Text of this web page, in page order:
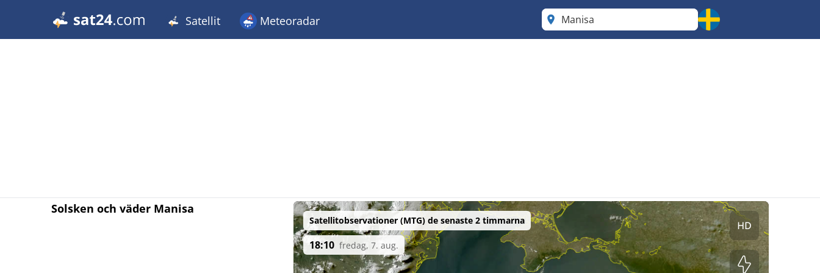
Satellit Meteoradar Manisa
Solsken och väder Manisa
Satellitobservationer (MTG) de senaste 2 timmarna
18:10 fredag, 7. aug.